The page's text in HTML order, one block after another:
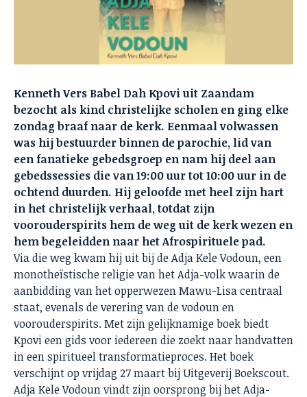
Kenneth Vers Babel Dah Kpovi uit Zaandam
bezocht als kind christelijke scholen en ging elke
zondag braaf naar de kerk. Eenmaal volwassen
was hij bestuurder binnen de parochie, lid van
een fanatieke gebedsgroep en nam hij deel aan
gebedssessies die van 19:00 uur tot 10:00 uur in de
ochtend duurden. Hij geloofde met heel zijn hart
in het christelijk verhaal, totdat zijn
voorouderspirits hem de weg uit de kerk wezen en
hem begeleidden naar het Afrospirituele pad.
Via die weg kwam hij uit bij de Adja Kele Vodoun, een
monotheïstische religie van het Adja-volk waarin de
aanbidding van het opperwezen Mawu-Lisa centraal
staat, evenals de verering van de vodoun en
voorouderspirits. Met zijn gelijknamige boek biedt
Kpovi een gids voor iedereen die zoekt naar handvatten
in een spiritueel transformatieproces. Het boek
verschijnt op vrijdag 27 maart bij Uitgeverij Boekscout.
Adja Kele Vodoun vindt zijn oorsprong bij het Adja-